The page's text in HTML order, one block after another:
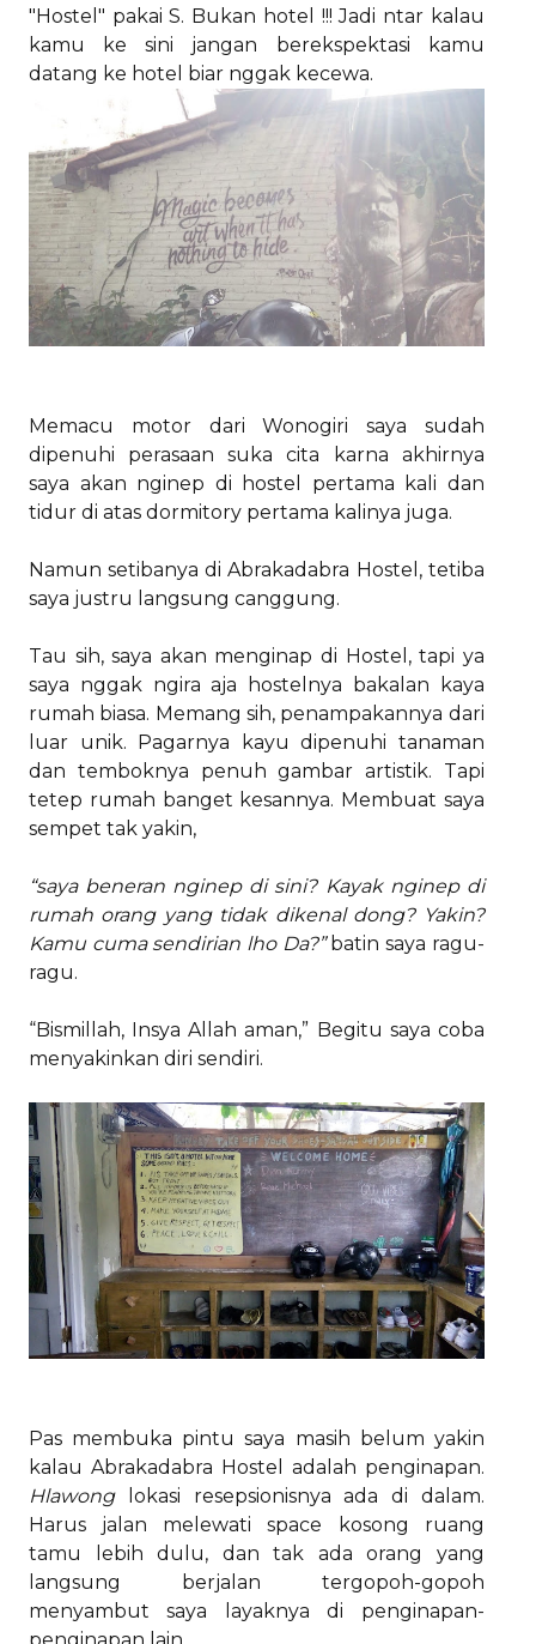
"Hostel" pakai S. Bukan hotel !!! Jadi ntar kalau
kamu ke sini jangan berekspektasi kamu
datang ke hotel biar nggak kecewa.
Memacu motor dari Wonogiri saya sudah
dipenuhi perasaan suka cita karna akhirnya
saya akan nginep di hostel pertama kali dan
tidur di atas dormitory pertama kalinya juga.
Namun setibanya di Abrakadabra Hostel, tetiba
saya justru langsung canggung.
Tau sih, saya akan menginap di Hostel, tapi ya
saya nggak ngira aja hostelnya bakalan kaya
rumah biasa. Memang sih, penampakannya dari
luar unik. Pagarnya kayu dipenuhi tanaman
dan temboknya penuh gambar artistik. Tapi
tetep rumah banget kesannya. Membuat saya
sempet tak yakin,
“saya beneran nginep di sini? Kayak nginep di
rumah orang yang tidak dikenal dong? Yakin?
Kamu cuma sendirian lho Da?”batin saya ragu-
ragu.
“Bismillah, Insya Allah aman,” Begitu saya coba
menyakinkan diri sendiri.
Pas membuka pintu saya masih belum yakin
kalau Abrakadabra Hostel adalah penginapan.
Hlawong
lokasi resepsionisnya ada di dalam.
Harus jalan melewati space kosong ruang
tamu lebih dulu, dan tak ada orang yang
langsung berjalan tergopoh-gopoh
menyambut saya layaknya di penginapan-